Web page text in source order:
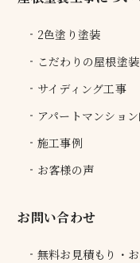
2色塗り塗装
こだわりの屋根塗装
サイディング工事
アパートマンショ
施工事例
お客様の声
お問い合わせ
無料お見積もり・